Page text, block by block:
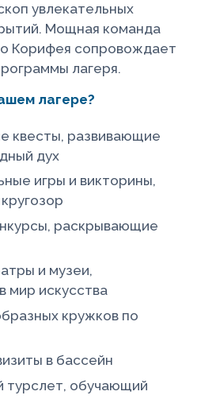
увлекательных
Мощная команда
Корифея сопровождает
лагеря.
лагере?
квесты, развивающие
дух
игры и викторины,
раскрывающие
и музеи,
мир искусства
кружков по
в бассейн
турслет, обучающий